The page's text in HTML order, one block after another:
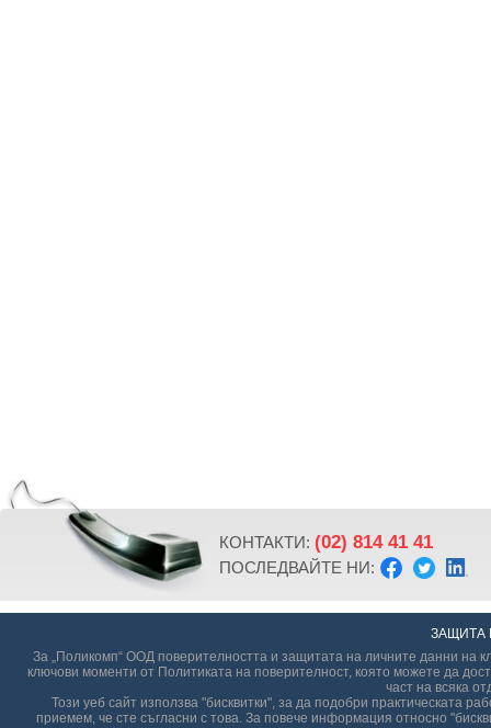
ЗАЩИТА
За „Поликомп“ ООД поверителността и защитата на личните данни на
ключови моменти от Политиката на поверителност, която можете да
част на всяка
Този уеб сайт използва "бисквитки", за да подобри практическата
приемем, че сте съгласни с това. За повече информация относно
КОНТАКТИ: (02) 814 41 41
ПОСЛЕДВАЙТЕ НИ: